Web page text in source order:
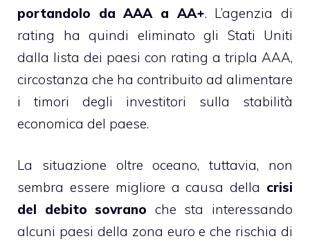
portandolo da AAA a AA+. L’agenzia di
rating ha quindi eliminato gli Stati Uniti
dalla lista dei paesi con rating a tripla AAA,
circostanza che ha contribuito ad alimentare
i timori degli investitori sulla stabilità
economica del paese.
La situazione oltre oceano, tuttavia, non
sembra essere migliore a causa della crisi
del debito sovrano che sta interessando
alcuni paesi della zona euro e che rischia di